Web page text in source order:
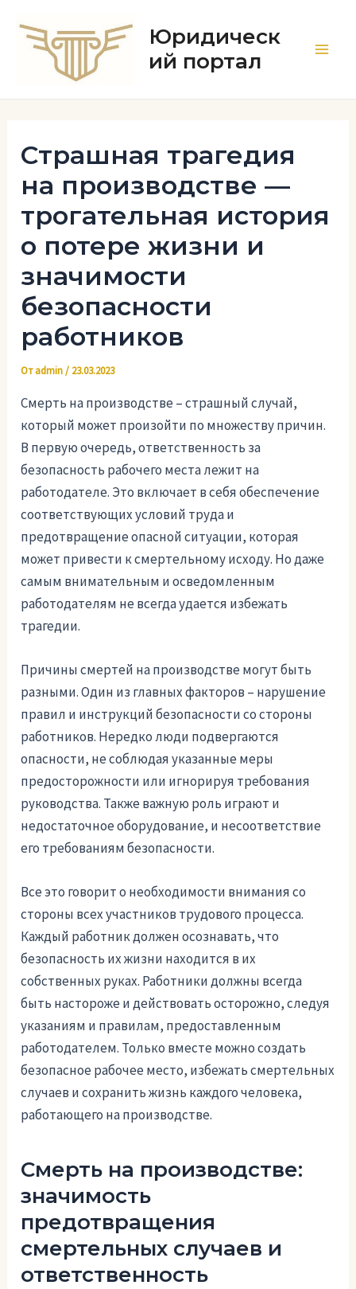
содержимому
Юридическ
ий портал
Страшная трагедия
на производстве —
трогательная история
о потере жизни и
значимости
безопасности
работников
Отadmin/ 23.03.2023
Смерть на производстве – страшный случай,
который может произойти по множеству причин.
В первую очередь, ответственность за
безопасность рабочего места лежит на
работодателе. Это включает в себя обеспечение
соответствующих условий труда и
предотвращение опасной ситуации, которая
может привести к смертельному исходу. Но даже
самым внимательным и осведомленным
работодателям не всегда удается избежать
трагедии.
Причины смертей на производстве могут быть
разными. Один из главных факторов – нарушение
правил и инструкций безопасности со стороны
работников. Нередко люди подвергаются
опасности, не соблюдая указанные меры
предосторожности или игнорируя требования
руководства. Также важную роль играют и
недостаточное оборудование, и несоответствие
его требованиям безопасности.
Все это говорит о необходимости внимания со
стороны всех участников трудового процесса.
Каждый работник должен осознавать, что
безопасность их жизни находится в их
собственных руках. Работники должны всегда
быть настороже и действовать осторожно, следуя
указаниям и правилам, предоставленным
работодателем. Только вместе можно создать
безопасное рабочее место, избежать смертельных
случаев и сохранить жизнь каждого человека,
работающего на производстве.
Смерть на производстве:
значимость
предотвращения
смертельных случаев и
ответственность